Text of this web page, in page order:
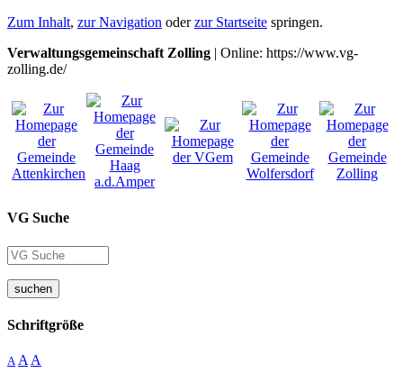
Zum Inhalt, zur Navigation oderzur Startseite springen.
Verwaltungsgemeinschaft Zolling | Online: https://www.vg-
zolling.de/
VG Suche
suchen
Schriftgröße
A A A